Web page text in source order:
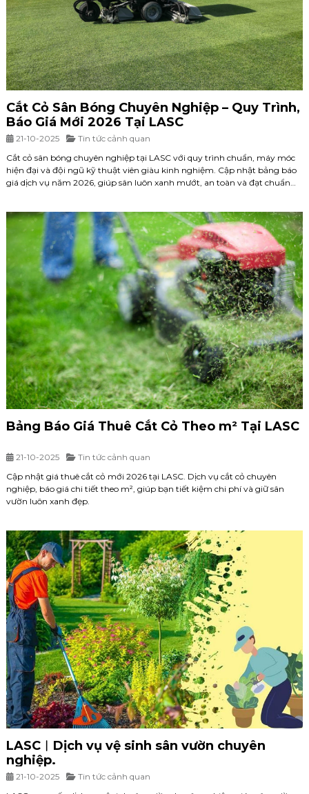
Cắt Cỏ Sân Bóng Chuyên Nghiệp – Quy Trình,
Báo Giá Mới 2026 Tại LASC
21-10-2025
Tin tức cảnh quan
Cắt cỏ sân bóng chuyên nghiệp tại LASC với quy trình chuẩn, máy móc
hiện đại và đội ngũ kỹ thuật viên giàu kinh nghiệm. Cập nhật bảng báo
giá dịch vụ năm 2026, giúp sân luôn xanh mướt, an toàn và đạt chuẩn
Bảng Báo Giá Thuê Cắt Cỏ Theo m² Tại LASC
21-10-2025
Tin tức cảnh quan
Cập nhật giá thuê cắt cỏ mới 2026 tại LASC. Dịch vụ cắt cỏ chuyên
nghiệp, báo giá chi tiết theo m², giúp bạn tiết kiệm chi phí và giữ sân
vườn luôn xanh đẹp.
LASC︱Dịch vụ vệ sinh sân vườn chuyên
nghiệp.
21-10-2025
Tin tức cảnh quan